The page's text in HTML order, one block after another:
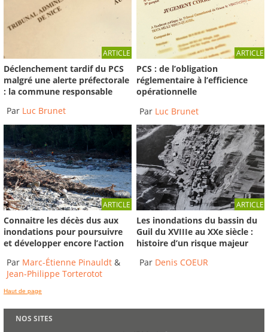
ARTICLE
Déclenchement tardif du PCS
malgré une alerte préfectorale
: la commune responsable
Par Luc Brunet
ARTICLE
PCS : de l’obligation
réglementaire à l’efficience
opérationnelle
Par Luc Brunet
ARTICLE
Connaitre les décès dus aux
inondations pour poursuivre
et développer encore l’action
Par Marc-Étienne Pinauldt &
Jean-Philippe Torterotot
ARTICLE
Les inondations du bassin du
Guil du XVIIIe au XXe siècle :
histoire d’un risque majeur
Par Denis COEUR
Haut de page
NOS SITES